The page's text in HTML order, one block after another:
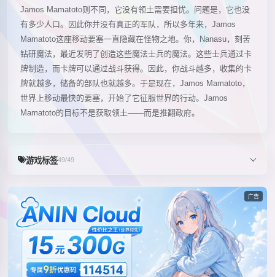
Jamos Mamatoto则不同，它没有领土需要担忧。问题是，它也没
有多少人口。因此你并没有真正的军队，所以多年来，Jamos
Mamatoto这座移动要塞一直隐藏在怪物之地。你，Nanasu，刻苦
钻研魔法，最近发明了创造这些魔法士兵的魔法。这些士兵通过卡
牌制造，而卡牌可以通过战斗获得。因此，你战斗越多，收集的卡
牌就越多，储备的部队也就越多。于是现在，Jamos Mamatoto，
世界上移动最快的要塞，开始了它征服世界的行动。Jamos
Mamatoto的目标不是获取领土——而是推翻政府。
游戏标签49/49
广告